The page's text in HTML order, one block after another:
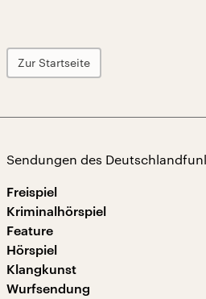
Zur Startseite
Sendungen des
Freispiel
Kriminalhörspiel
Feature
Hörspiel
Klangkunst
Wurfsendung